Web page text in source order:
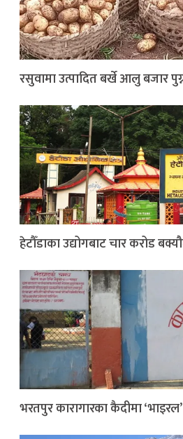
रसुवामा उत्पादित बर्खे आलु बजार
हेटौँडाका उद्योगबाट चार करोड
भरतपुर कारागारका कैदीमा